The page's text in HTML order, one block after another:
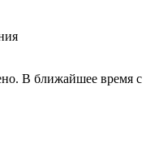
В ближайшее время с